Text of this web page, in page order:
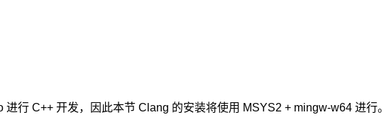
行 C++ 开发，因此本节 Clang 的安装将使用 MSYS2 + mingw-w64 进行。